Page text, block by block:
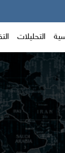
التحليلات